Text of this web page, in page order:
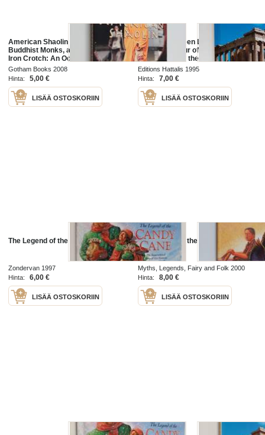
American Shaolin - Flying Kicks,
Buddhist Monks, and the Legend of
Iron Crotch: An Odyssey in the
New China
Gotham Books 2008
Hinta:
5,00 €
LISÄÄ OSTOSKORIIN
Athens, Between Legend and
History - A Tour of the Monuments
& Museums of the City and Its
Surroundings
Editions Hattalis 1995
Hinta:
7,00 €
LISÄÄ OSTOSKORIIN
The Legend of the Candy Cane
Zondervan 1997
Hinta:
6,00 €
LISÄÄ OSTOSKORIIN
The Legend of the Loon
Myths, Legends, Fairy and Folk 2000
Hinta:
8,00 €
LISÄÄ OSTOSKORIIN